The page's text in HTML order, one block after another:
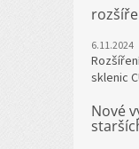
6.11.2024
sklenic
Nové